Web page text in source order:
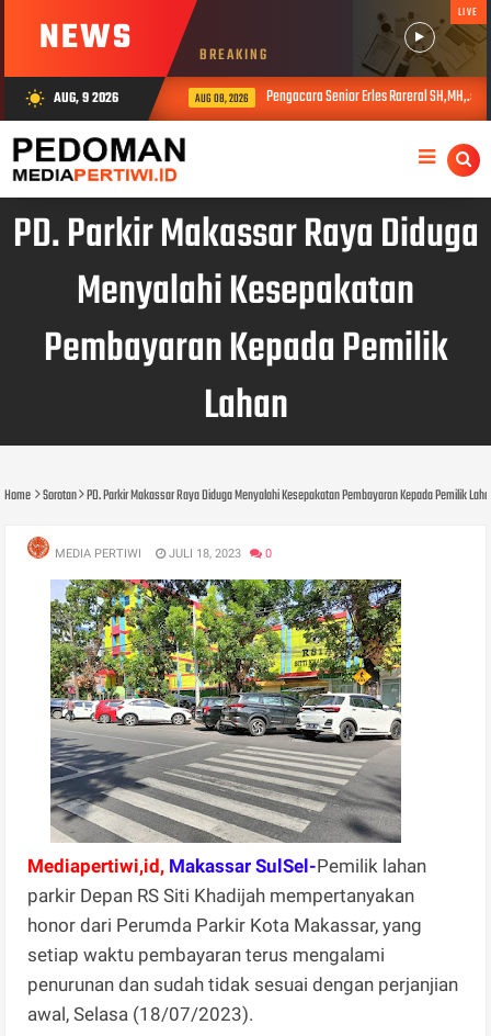
NEWS BREAKING
LIVE
wb_sunny AUG, 9 2026 AUG 08, 2026 Pengacara Senior Erles Rareral SH,MH,.:
PD. Parkir Makassar Raya Diduga
Menyalahi Kesepakatan
Pembayaran Kepada Pemilik
Lahan
Home Sorotan PD. Parkir Makassar Raya Diduga Menyalahi Kesepakatan Pembayaran Kepada Pemilik
MEDIA PERTIWI JULI 18, 2023 0
Mediapertiwi,id, Makassar SulSel-Pemilik lahan
parkir Depan RS Siti Khadijah mempertanyakan
honor dari Perumda Parkir Kota Makassar, yang
setiap waktu pembayaran terus mengalami
penurunan dan sudah tidak sesuai dengan perjanjian
awal, Selasa (18/07/2023).